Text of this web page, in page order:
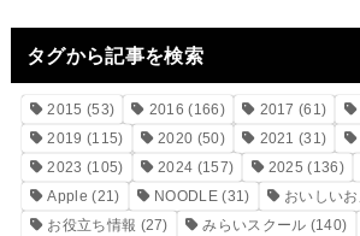
タグから記事を検索
2015 (53) 2016 (166) 2017 (61)
2019 (115) 2020 (50) 2021 (31)
2023 (105) 2024 (157) 2025 (136)
Apple (21) NOODLE(31) おいしい
お役立ち情報 (27) みらいスクール (140)